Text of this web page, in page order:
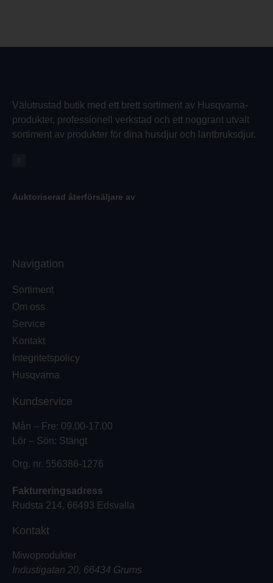
Välutrustad butik med ett brett sortiment av Husqvarna-
produkter, professionell verkstad och ett noggrant utvalt
sortiment av produkter för dina husdjur och lantbruksdjur.
Auktoriserad återförsäljare av
Navigation
Sortiment
Om oss
Service
Kontakt
Integritetspolicy
Husqvarna
Kundservice
Mån – Fre: 09.00-17.00
Lör – Sön: Stängt
Org. nr. 556386-1276
Faktureringsadress
Rudsta 214, 66493 Edsvalla
Kontakt
Miwoprodukter
Industigatan 20, 66434 Grums